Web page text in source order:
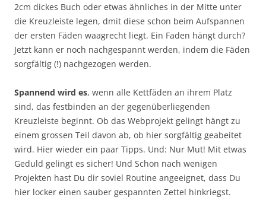
2cm dickes Buch oder etwas ähnliches in der Mitte unter
die Kreuzleiste legen, dmit diese schon beim Aufspannen
der ersten Fäden waagrecht liegt. Ein Faden hängt durch?
Jetzt kann er noch nachgespannt werden, indem die Fäden
sorgfältig (!) nachgezogen werden.
Spannend wird es, wenn alle Kettfäden an ihrem Platz
sind, das festbinden an der gegenüberliegenden
Kreuzleiste beginnt. Ob das Webprojekt gelingt hängt zu
einem grossen Teil davon ab, ob hier sorgfältig geabeitet
wird. Hier wieder ein paar Tipps. Und: Nur Mut! Mit etwas
Geduld gelingt es sicher! Und Schon nach wenigen
Projekten hast Du dir soviel Routine angeeignet, dass Du
hier locker einen sauber gespannten Zettel hinkriegst.